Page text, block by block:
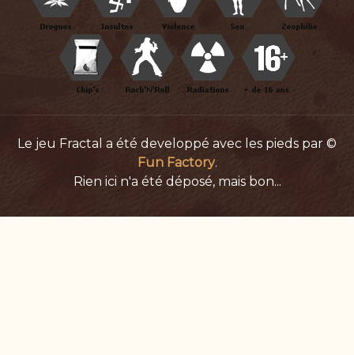
Le jeu Fractal a été developpé avec les pieds par ©
Fun Factory.
Rien ici n'a été déposé, mais bon...